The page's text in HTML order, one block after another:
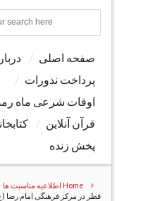
Search
صفحه اصلی
پرداخت نذورات
اوقات شرعی ماه
قرآن آنلاین
پخش زنده
Home اطلاعیه مناسبت ها
فطر در مرکز فرهنگی امام رضا